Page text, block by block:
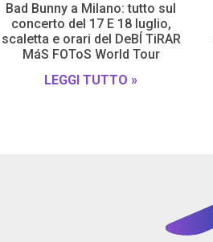
Bad Bunny a Milano: tutto sul
concerto del 17 E 18 luglio,
scaletta e orari del DeBÍ TiRAR
MáS FOToS World Tour
LEGGI TUTTO »